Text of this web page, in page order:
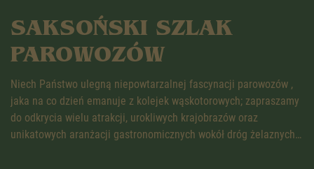
SAKSOŃSKI SZLAK
PAROWOZÓW
Niech Państwo ulegną niepowtarzalnej fascynacji parowozów ,
jaka na co dzień emanuje z kolejek wąskotorowych; zapraszamy
do odkrycia wielu atrakcji, urokliwych krajobrazów oraz
unikatowych aranżacji gastronomicznych wokół dróg żelaznych…